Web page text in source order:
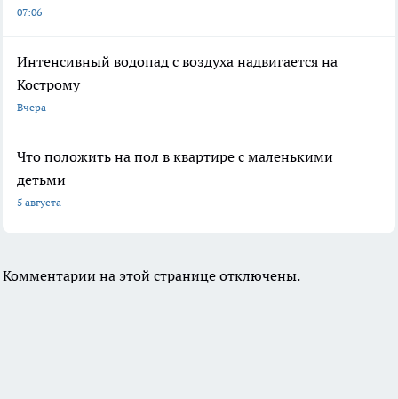
07:06
Интенсивный водопад с воздуха надвигается на
Кострому
Вчера
Что положить на пол в квартире с маленькими
детьми
5 августа
Комментарии на этой странице отключены.